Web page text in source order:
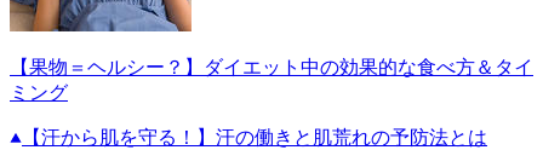
【果物＝ヘルシー？】ダイエット中の効果的な食べ方＆タイ
ミング
【汗から肌を守る！】汗の働きと肌荒れの予防法とは